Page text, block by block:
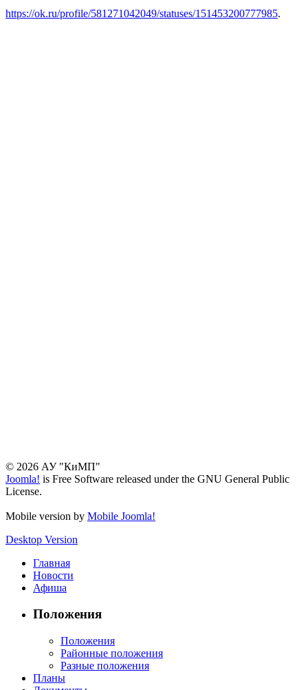
https://ok.ru/profile/581271042049/statuses/151453200777985.
© 2026 АУ "КиМП"
Joomla! is Free Software released under the GNU General Public
License.
Mobile version by Mobile Joomla!
Desktop Version
Главная
Новости
Афиша
Положения
Положения
Районные положения
Разные положения
Планы